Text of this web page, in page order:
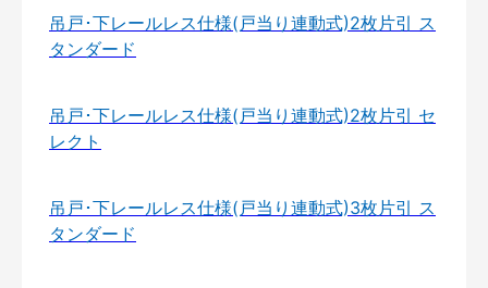
吊戸･下レールレス仕様(戸当り連動式)2枚片引 ス
タンダード
吊戸･下レールレス仕様(戸当り連動式)2枚片引 セ
レクト
吊戸･下レールレス仕様(戸当り連動式)3枚片引 ス
タンダード